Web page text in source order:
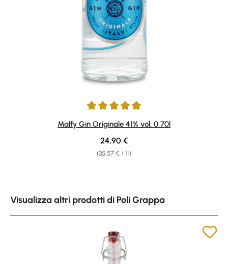
Average rating of 4.89 out of 5 stars
Malfy Gin Originale 41% vol. 0,70l
(35,57 € / 1 l)
Regular price:
24,90 €
Visualizza altri prodotti di Poli Grappa